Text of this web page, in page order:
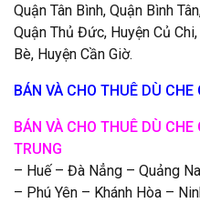
Quận Tân Bình, Quận Bình
Quận Thủ Đức, Huyện Củ
Bè, Huyện Cần Giờ.
BÁN VÀ CHO THUÊ DÙ
BÁN VÀ CHO THUÊ DÙ
TRUNG
– Huế – Đà Nẳng – Quảng
– Phú Yên – Khánh Hòa –